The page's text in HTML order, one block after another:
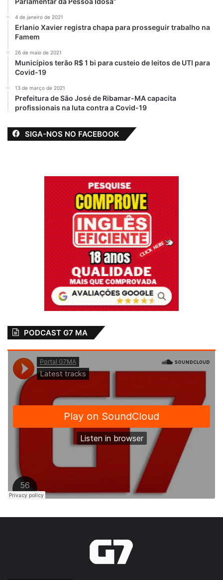
4 de janeiro de 2021
Erlanio Xavier registra chapa para prosseguir trabalho na
Famem
26 de maio de 2021
Municípios terão R$ 1 bi para custeio de leitos de UTI para
Covid-19
13 de março de 2021
Prefeitura de São José de Ribamar-MA capacita
profissionais na luta contra a Covid-19
SIGA-NOS NO FACEBOOK
PODCAST G7 MA